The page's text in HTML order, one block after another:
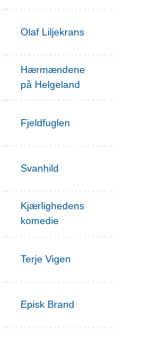
Olaf Liljekrans
Hærmændene
på Helgeland
Fjeldfuglen
Svanhild
Kjærlighedens
komedie
Terje Vigen
Episk Brand